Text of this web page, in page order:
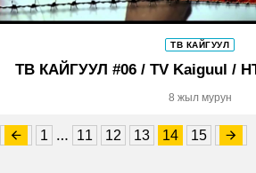
ТВ КАЙГУУЛ
ТВ КАЙГУУЛ #06 / TV Kaiguul /
8 жыл мурун
1 … 11 12 13 14 15